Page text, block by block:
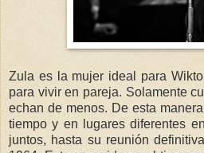
Zula es la mujer ideal para
para vivir en pareja. Solamente
echan de menos. De esta
tiempo y en lugares diferentes
juntos, hasta su reunión